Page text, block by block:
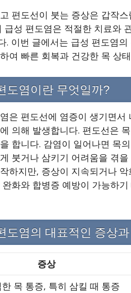
편도선이 붓는 증상은 갑작
급성 편도염은 적절한 치료와
. 이번 글에서는 급성 편도염
여 빠른 회복과 건강한 목 상
도염이란 무엇일까?
은 편도선에 염증이 생기면
의해 발생합니다. 편도선은
합니다. 감염이 일어나면 목
붓거나 삼키기 어려움을 겪
하지만, 증상이 지속되거나
완화와 합병증 예방이 가능하
도염의 대표적인 증상과
증상
한 목 통증, 특히 삼킬 때 통증